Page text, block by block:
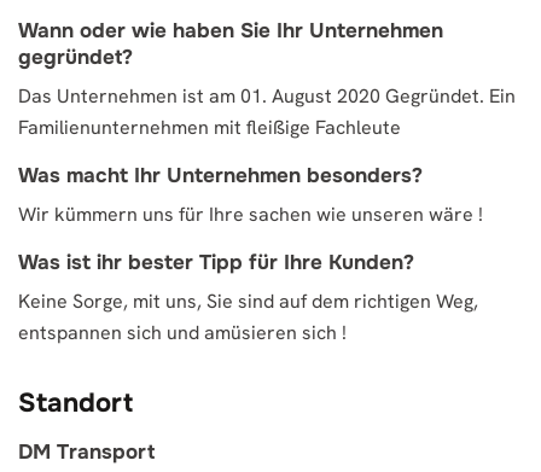
Wann oder wie haben Sie Ihr Unternehmen
gegründet?
Das Unternehmen ist am 01. August 2020 Gegründet. Ein
Familienunternehmen mit fleißige Fachleute
Was macht Ihr Unternehmen besonders?
Wir kümmern uns für Ihre sachen wie unseren wäre !
Was ist ihr bester Tipp für Ihre Kunden?
Keine Sorge, mit uns, Sie sind auf dem richtigen Weg,
entspannen sich und amüsieren sich !
Standort
DM Transport